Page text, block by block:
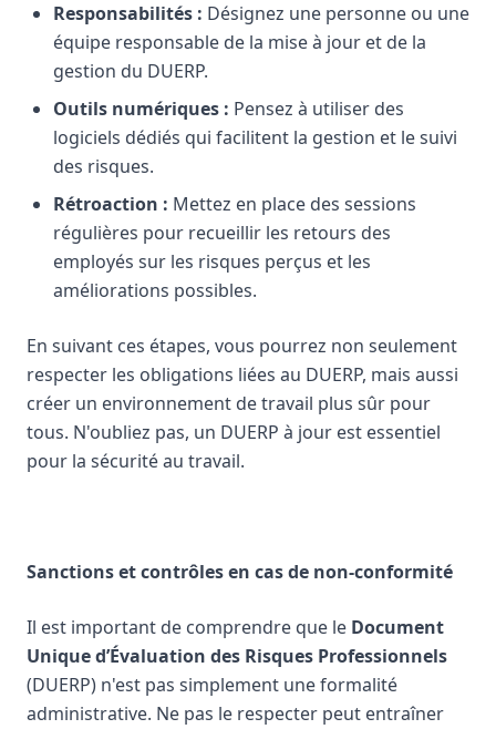
Responsabilités : Désignez une personne ou une
équipe responsable de la mise à jour et de la
gestion du DUERP.
Outils numériques : Pensez à utiliser des
logiciels dédiés qui facilitent la gestion et le suivi
des risques.
Rétroaction : Mettez en place des sessions
régulières pour recueillir les retours des
employés sur les risques perçus et les
améliorations possibles.
En suivant ces étapes, vous pourrez non seulement
respecter les obligations liées au DUERP, mais aussi
créer un environnement de travail plus sûr pour
tous. N'oubliez pas, un DUERP à jour est essentiel
pour la sécurité au travail.
Sanctions et contrôles en cas de non-conformité
Il est important de comprendre que le Document
Unique d’Évaluation des Risques Professionnels
(DUERP) n'est pas simplement une formalité
administrative. Ne pas le respecter peut entraîner